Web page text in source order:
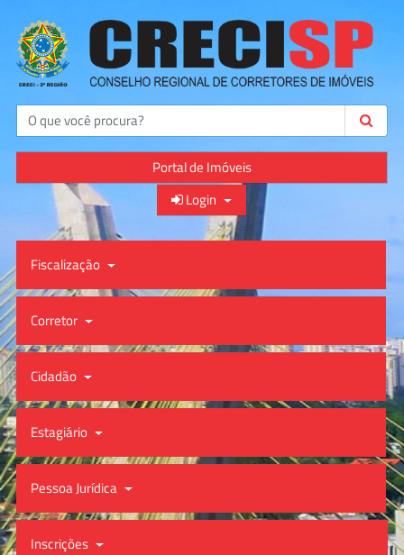
Buscar
Portal de Imóveis
Login
Fiscalização
Corretor
Cidadão
Estagiário
Pessoa Jurídica
Inscrições